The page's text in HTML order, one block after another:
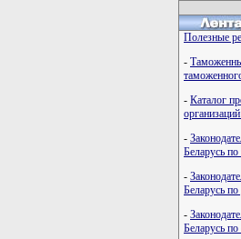
Полезные
-
- Каталог
-
Беларусь
-
Беларусь
-
Беларусь